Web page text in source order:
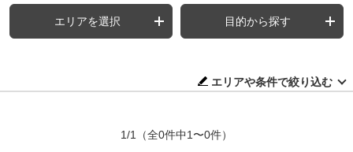
エリアを選択 目的から探す
エリアや条件で絞り込む
1/1 （全0件中1〜0件）